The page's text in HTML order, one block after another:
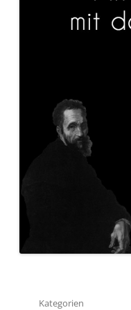
Kategorien